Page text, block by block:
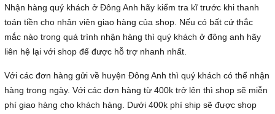
Nhận hàng quý khách ở Đông Anh hãy kiểm tra kĩ trước khi thanh
toán tiền cho nhân viên giao hàng của shop. Nếu có bất cứ thắc
mắc nào trong quá trình nhận hàng thì quý khách ở đông anh hãy
liên hệ lại với shop để được hỗ trợ nhanh nhất.
Với các đơn hàng gửi về huyện Đông Anh thì quý khách có thể nhận
hàng trong ngày. Với các đơn hàng từ 400k trở lên thì shop sẽ miễn
phí giao hàng cho khách hàng. Dưới 400k phí ship sẽ được shop